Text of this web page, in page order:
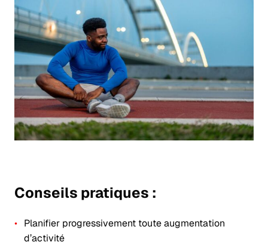
Conseils pratiques :
Planifier progressivement toute augmentation
d’activité